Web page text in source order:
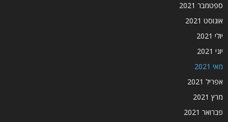
ספטמבר 2021
אוגוסט 2021
יולי 2021
יוני 2021
מאי 2021
אפריל 2021
מרץ 2021
פברואר 2021